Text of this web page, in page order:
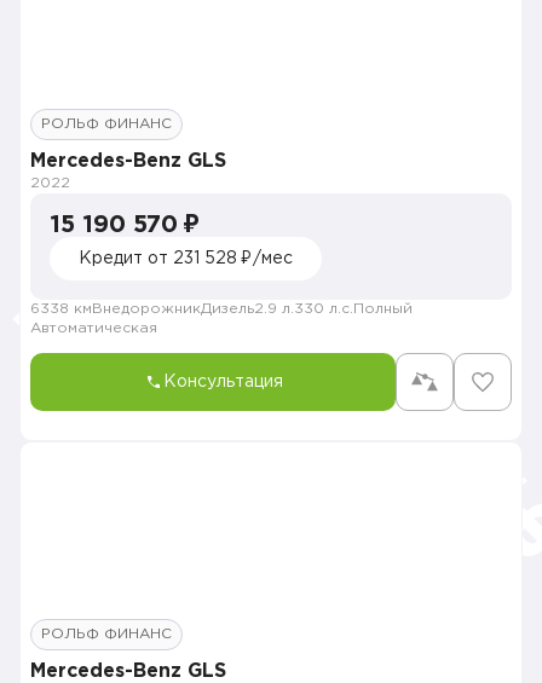
РОЛЬФ ФИНАНС
Mercedes-Benz GLS
2022
15 190 570 ₽
Кредит от 231 528 ₽/мес
6338 км ВнедорожникДизель2.9 л. 330 л.с. Полный
Автоматическая
Консультация
РОЛЬФ ФИНАНС
Mercedes-Benz GLS